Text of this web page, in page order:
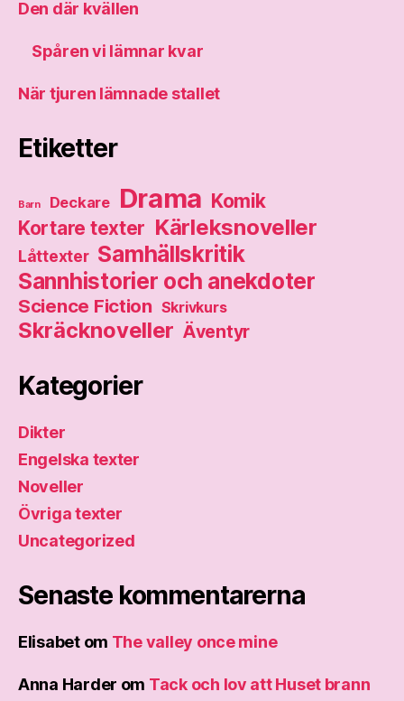
Den där kvällen
Spåren vi lämnar kvar
När tjuren lämnade stallet
Etiketter
Barn Deckare Drama Komik
Kortare texter Kärleksnoveller
Låttexter Samhällskritik
Sannhistorier och anekdoter
Science Fiction Skrivkurs
Skräcknoveller Äventyr
Kategorier
Dikter
Engelska texter
Noveller
Övriga texter
Uncategorized
Senaste kommentarerna
Elisabetom The valley once mine
Anna Harder om Tack och lov att Huset brann